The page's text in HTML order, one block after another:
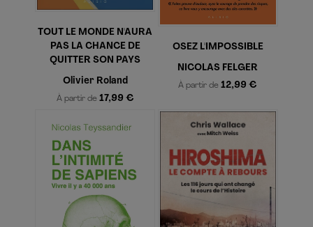
TOUT LE MONDE N'AURA
PAS LA CHANCE DE
QUITTER SON PAYS
Olivier Roland
À partir de 17,99 €
OSEZ L'IMPOSSIBLE
NICOLAS FELGER
À partir de12,99 €